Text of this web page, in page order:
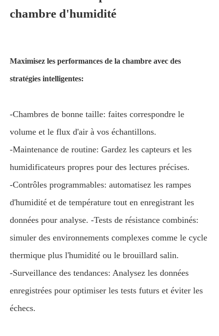
chambre d'humidité
Maximisez les performances de la chambre avec des
stratégies intelligentes:
-Chambres de bonne taille: faites correspondre le
volume et le flux d'air à vos échantillons.
-Maintenance de routine: Gardez les capteurs et les
humidificateurs propres pour des lectures précises.
-Contrôles programmables: automatisez les rampes
d'humidité et de température tout en enregistrant les
données pour analyse. -Tests de résistance combinés:
simuler des environnements complexes comme le cycle
thermique plus l'humidité ou le brouillard salin.
-Surveillance des tendances: Analysez les données
enregistrées pour optimiser les tests futurs et éviter les
échecs.